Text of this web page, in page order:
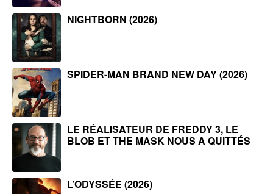
NIGHTBORN (2026)
SPIDER-MAN BRAND NEW DAY (2026)
LE RÉALISATEUR DE FREDDY 3, LE
BLOB ET THE MASK NOUS A QUITTÉS
L’ODYSSÉE (2026)